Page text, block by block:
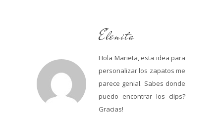
Elenita
Hola Marieta, esta idea para
personalizar los zapatos me
parece genial. Sabes donde
puedo encontrar los clips?
Gracias!